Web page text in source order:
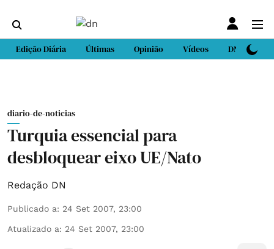
Edição Diária Últimas Opinião Vídeos DN Sport
diario-de-noticias
Turquia essencial para
desbloquear eixo UE/Nato
Redação DN
Publicado a: 24 Set 2007, 23:00
Atualizado a: 24 Set 2007, 23:00